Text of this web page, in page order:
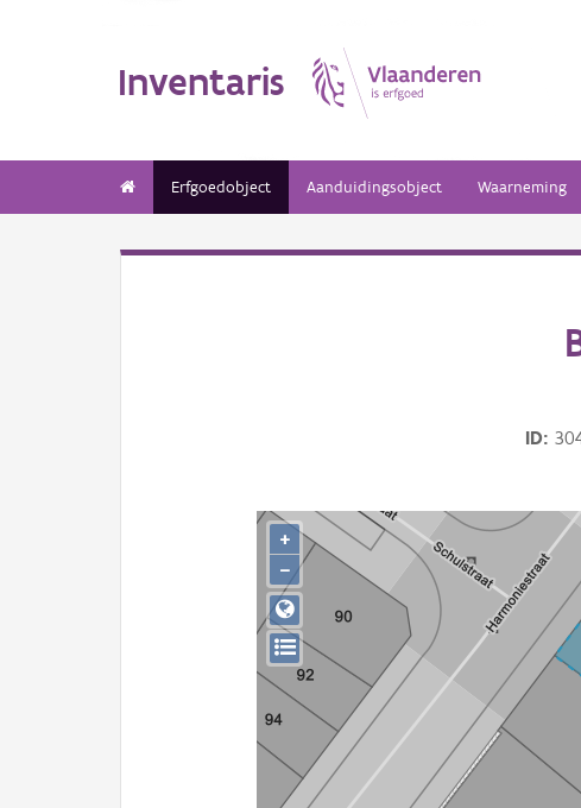
Inventaris
Erfgoedobject Aanduidingsobject Waarneming
ID
+
−